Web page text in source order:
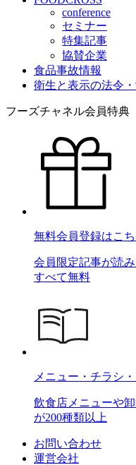
conference
セミナー
特集記事
協賛企業
食品事故情報
衛生と表示の法令
フーズチャネル会員特典
無料会員登録はこち
会員限定記事が読
すべて無料
メニュー・チラシ・
飲食店メニューや
が200種類以上
お問い合わせ
運営会社